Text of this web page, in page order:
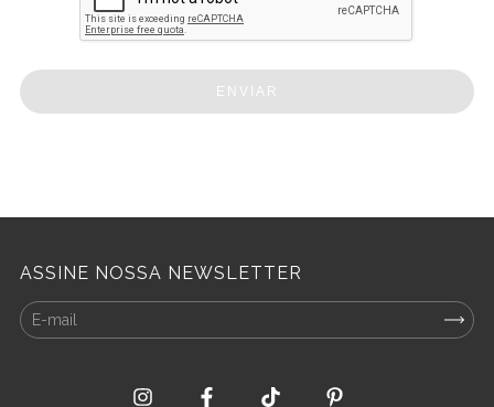
ENVIAR
ASSINE NOSSA NEWSLETTER